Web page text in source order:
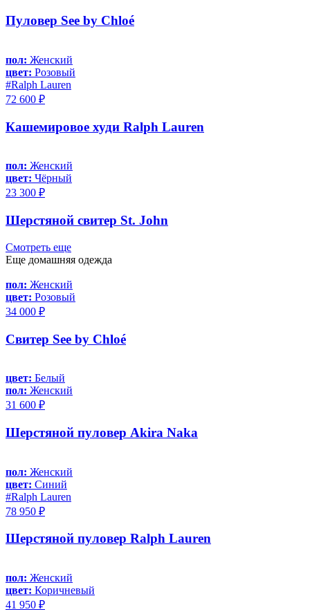
Пуловер See by Chloé
пол: Женский
цвет: Розовый
#Ralph Lauren
72 600 ₽
Кашемировое худи Ralph Lauren
пол: Женский
цвет: Чёрный
23 300 ₽
Шерстяной свитер St. John
Смотреть еще
Еще домашняя одежда
пол: Женский
цвет: Розовый
34 000 ₽
Свитер See by Chloé
цвет: Белый
пол: Женский
31 600 ₽
Шерстяной пуловер Akira Naka
пол: Женский
цвет: Синий
#Ralph Lauren
78 950 ₽
Шерстяной пуловер Ralph Lauren
пол: Женский
цвет: Коричневый
41 950 ₽